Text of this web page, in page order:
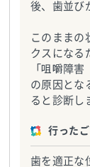
後、歯並び
このままの
クスになる
「咀嚼障
の原因とな
ると診断し
行った
歯を適正な